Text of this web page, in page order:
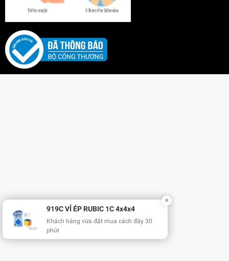
919C VỈ ÉP RUBIC 1C 4x4x4
Khách hàng vừa đặt mua cách đây 30
phút
✕